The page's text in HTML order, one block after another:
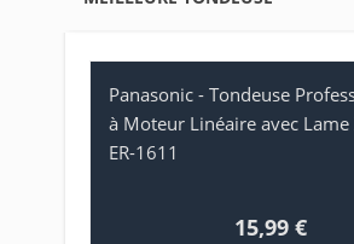
Panasonic - Tondeuse
à Moteur Linéaire avec Lame
ER-1611
15,99 €